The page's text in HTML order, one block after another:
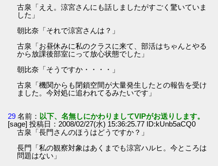
古泉「ええ。涼宮さんにも話しましたがすごく驚いていま
した」
朝比奈「それで涼宮さんは？」
古泉「お昼休みに私のクラスに来て、部活はちゃんとやる
から放課後部室にって放心状態でした」
朝比奈「そうですか・・・・」
古泉「機関からも閉鎖空間が大量発生したとの報告を受け
ました。今対処に追われてるみたいです」
29 名前： 以下、名無しにかわりましてVIPがお送りします。
[sage] 投稿日：2008/02/27(水) 15:36:25.77 ID:kUnb5aCQ0
古泉「長門さんのほうはどうですか？」
長門「私の観察対象はあくまでも涼宮ハルヒ。今ところは
問題はない」